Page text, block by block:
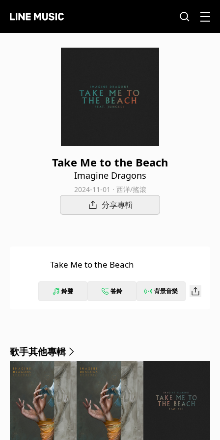
Take Me to the Beach
Imagine Dragons
2024-11-01 · 西洋/搖滾
分享專輯
Take Me to the Beach
鈴聲 答鈴 背景音樂
歌手其他專輯